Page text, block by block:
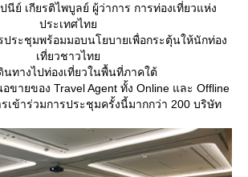
ย์ เกียรติไพบูลย์ ผู้ว่าการ การท่องเที่ยวแห่ง
ประเทศไท
ประชุมพร้อมมอบนโยบายเพื่อกระตุ้นให้นักท่อง
เที่ยวชาวไท
ทางไปท่องเที่ยวในพื้นที่ภาคใต้
ขายของ Travel Agent ทั้ง Online และ Offline
ข้าร่วมการประชุมครั้งนี้มากกว่า 200 บริษัท